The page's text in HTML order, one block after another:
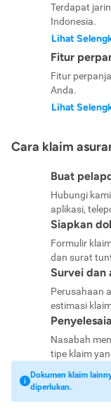
Terdapat
Indonesia.
Lihat
Fitur
Fitur
Anda.
Lihat
Cara klaim
Buat
Hubungi
aplikasi,
Siapkan
Formulir
dan surat
Survei dan
Perusahaan
estimasi
Nasabah
tipe klaim
Dokumen klaim
diperlukan.